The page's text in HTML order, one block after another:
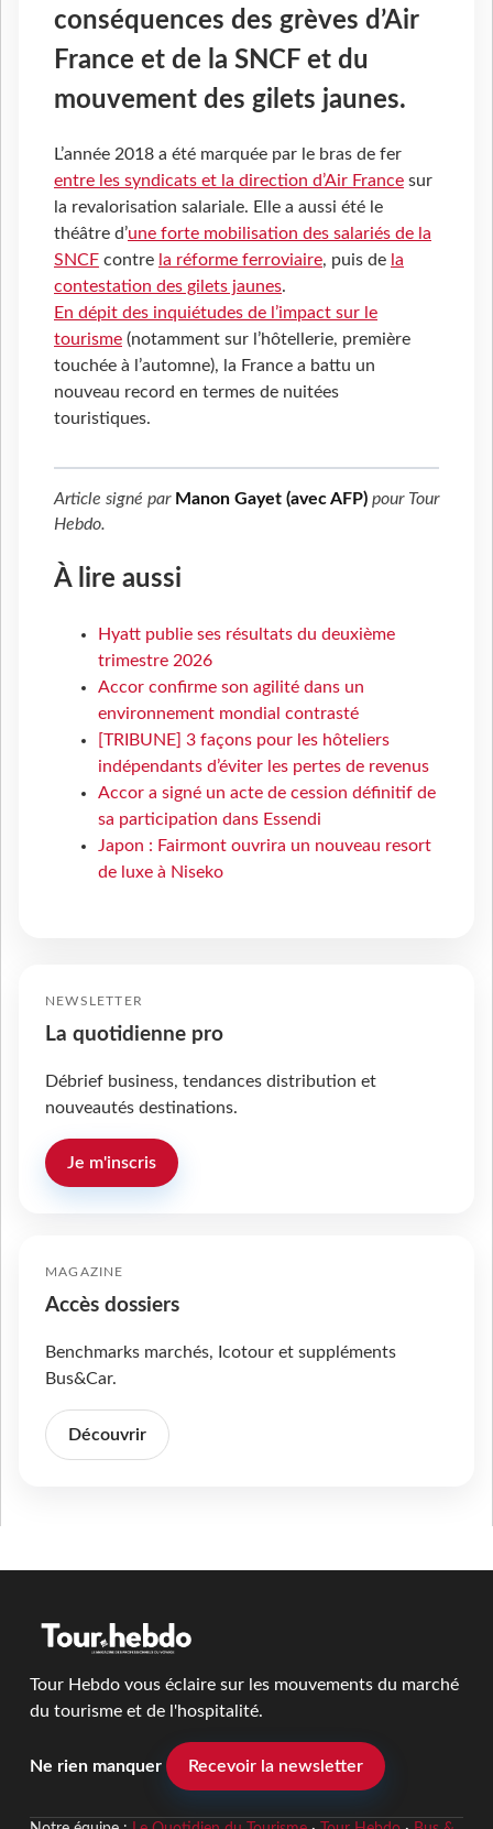
conséquences des grèves d’Air
France et de la SNCF et du
mouvement des gilets jaunes.
L’année 2018 a été marquée par le bras de fer
entre les syndicats et la direction d’Air France sur
la revalorisation salariale. Elle a aussi été le
théâtre d’une forte mobilisation des salariés de la
SNCF contre la réforme ferroviaire, puis de la
contestation des gilets jaunes.
En dépit des inquiétudes de l’impact sur le
tourisme (notamment sur l’hôtellerie, première
touchée à l’automne), la France a battu un
nouveau record en termes de nuitées
touristiques.
Article signé par Manon Gayet (avec AFP) pour Tour
Hebdo.
À lire aussi
Hyatt publie ses résultats du deuxième
trimestre 2026
Accor confirme son agilité dans un
environnement mondial contrasté
[TRIBUNE] 3 façons pour les hôteliers
indépendants d’éviter les pertes de revenus
Accor a signé un acte de cession définitif de
sa participation dans Essendi
Japon : Fairmont ouvrira un nouveau resort
de luxe à Niseko
NEWSLETTER
La quotidienne pro
Débrief business, tendances distribution et
nouveautés destinations.
Je m'inscris
MAGAZINE
Accès dossiers
Benchmarks marchés, Icotour et suppléments
Bus&Car.
Découvrir
Tour Hebdo vous éclaire sur les mouvements du marché
du tourisme et de l'hospitalité.
Ne rien manquer Recevoir la newsletter